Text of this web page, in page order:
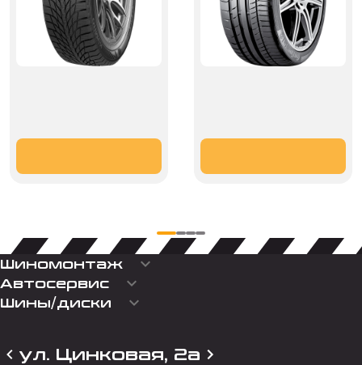
Шиномонтаж keyboard_arrow_down
Автосервис keyboard_arrow_down
Шины/диски keyboard_arrow_down
ул. Цинковая, 2а